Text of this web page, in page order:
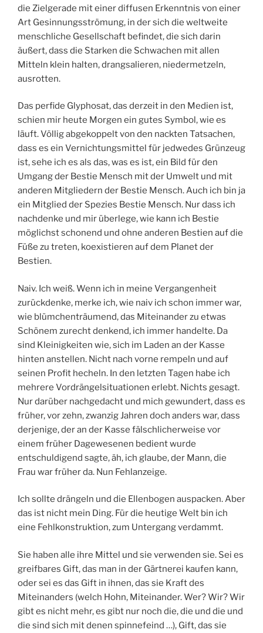
die Zielgerade mit einer diffusen Erkenntnis von einer
Art Gesinnungsströmung, in der sich die weltweite
menschliche Gesellschaft befindet, die sich darin
äußert, dass die Starken die Schwachen mit allen
Mitteln klein halten, drangsalieren, niedermetzeln,
ausrotten.
Das perfide Glyphosat, das derzeit in den Medien ist,
schien mir heute Morgen ein gutes Symbol, wie es
läuft. Völlig abgekoppelt von den nackten Tatsachen,
dass es ein Vernichtungsmittel für jedwedes Grünzeug
ist, sehe ich es als das, was es ist, ein Bild für den
Umgang der Bestie Mensch mit der Umwelt und mit
anderen Mitgliedern der Bestie Mensch. Auch ich bin ja
ein Mitglied der Spezies Bestie Mensch. Nur dass ich
nachdenke und mir überlege, wie kann ich Bestie
möglichst schonend und ohne anderen Bestien auf die
Füße zu treten, koexistieren auf dem Planet der
Bestien.
Naiv. Ich weiß. Wenn ich in meine Vergangenheit
zurückdenke, merke ich, wie naiv ich schon immer war,
wie blümchenträumend, das Miteinander zu etwas
Schönem zurecht denkend, ich immer handelte. Da
sind Kleinigkeiten wie, sich im Laden an der Kasse
hinten anstellen. Nicht nach vorne rempeln und auf
seinen Profit hecheln. In den letzten Tagen habe ich
mehrere Vordrängelsituationen erlebt. Nichts gesagt.
Nur darüber nachgedacht und mich gewundert, dass es
früher, vor zehn, zwanzig Jahren doch anders war, dass
derjenige, der an der Kasse fälschlicherweise vor
einem früher Dagewesenen bedient wurde
entschuldigend sagte, äh, ich glaube, der Mann, die
Frau war früher da. Nun Fehlanzeige.
Ich sollte drängeln und die Ellenbogen auspacken. Aber
das ist nicht mein Ding. Für die heutige Welt bin ich
eine Fehlkonstruktion, zum Untergang verdammt.
Sie haben alle ihre Mittel und sie verwenden sie. Sei es
greifbares Gift, das man in der Gärtnerei kaufen kann,
oder sei es das Gift in ihnen, das sie Kraft des
Miteinanders (welch Hohn, Miteinander. Wer? Wir? Wir
gibt es nicht mehr, es gibt nur noch die, die und die und
die sind sich mit denen spinnefeind …), Gift, das sie